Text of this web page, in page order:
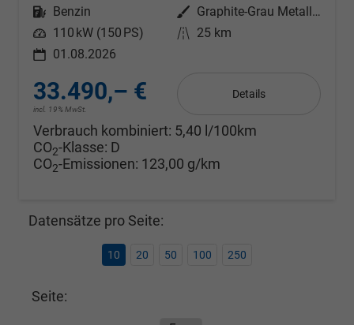
Kraftstoff
Benzin Außenfarbe
Graphite-Grau Metallic
Leistung 110 kW (150 PS) Kilometerstand 25 km
01.08.2026
33.490,– €
incl. 19% MwSt.
Details
Verbrauch kombiniert: 5,40 l/100km
CO2-Klasse: D
CO2-Emissionen: 123,00 g/km
Datensätze pro Seite:
10 20 50 100 250
Seite: